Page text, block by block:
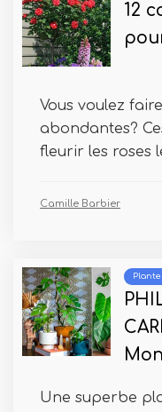
12
Vous voulez
abondantes?
fleurir les roses
Camille Barbier
Une superbe